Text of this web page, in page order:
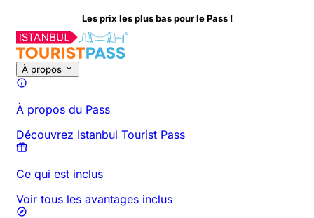
bas pour le Pass !
À propos
À propos du Pass
Découvrez Istanbul Tourist Pass
Ce qui est inclus
Voir tous les avantages inclus
À propos de cette activité Aperçu Horaires et Durée